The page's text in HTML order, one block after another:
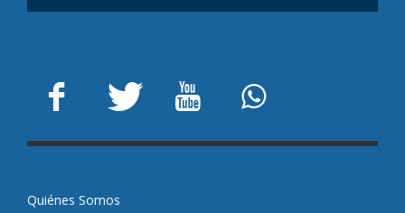
Quiénes Somos